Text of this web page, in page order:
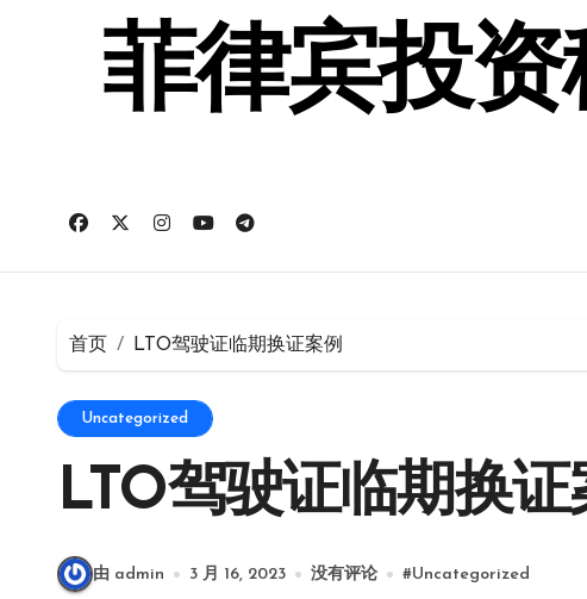
菲律宾投
首页 LTO驾驶证临期换证案例
Uncategorized
LTO驾驶证临期换证
由 admin 3 月 16, 2023 没有评论 #Uncategorized